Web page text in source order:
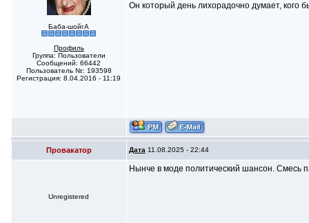
Баба-шойгА
Профиль
Группа: Пользователи
Сообщений: 66442
Пользователь №: 193598
Регистрация: 8.04.2016 - 11:19
Он который день лихорадочно думает, кого
Провакатор Дата 11.08.2025 - 22:44
Unregistered
Нынче в моде политический шансон. Смесь